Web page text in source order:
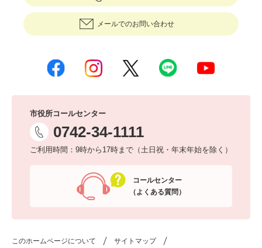
メールでのお問い合わせ
市役所コールセンター
0742-34-1111
ご利用時間：9時から17時まで（土日祝・年末年始を除く）
コールセンター
（よくある質問）
このホームページについて サイトマップ